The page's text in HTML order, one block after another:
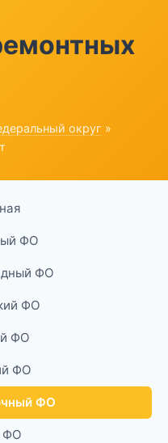
округ »
ФО
ФО
ФО
ФО
ФО
ФО
ФО